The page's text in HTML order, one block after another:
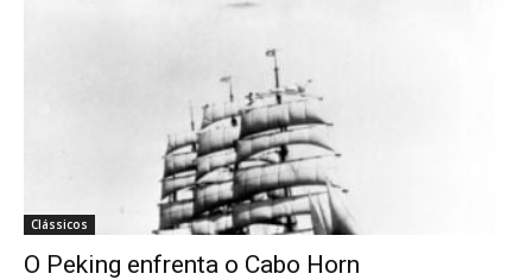
Clássicos
O Peking enfrenta o Cabo Horn